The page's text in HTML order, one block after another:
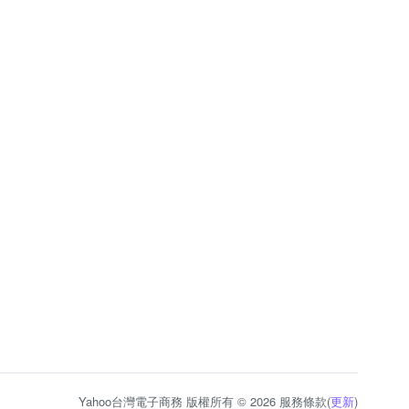
Yahoo台灣電子商務 版權所有 © 2026 服務條款(更新)